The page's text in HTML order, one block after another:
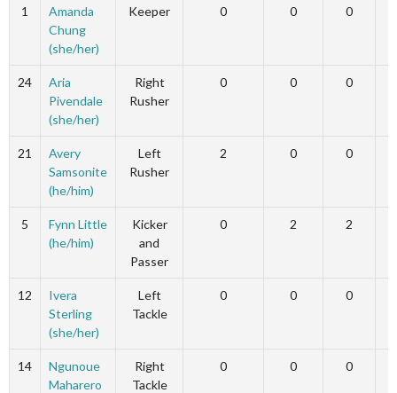
1
Amanda
Chung
(she/her)
Keeper 0 0 0
24
Aria
Pivendale
(she/her)
Right
Rusher
0 0 0
21
Avery
Samsonite
(he/him)
Left
Rusher
2 0 0
5
Fynn Little
(he/him)
Kicker
and
Passer
0 2 2
12
Ivera
Sterling
(she/her)
Left
Tackle
0 0 0
14
Ngunoue
Maharero
Right
Tackle
0 0 0